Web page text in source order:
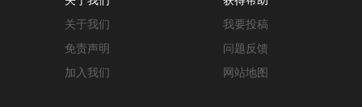
关于我们
免责声明
加入我们
我要投稿
问题反馈
网站地图